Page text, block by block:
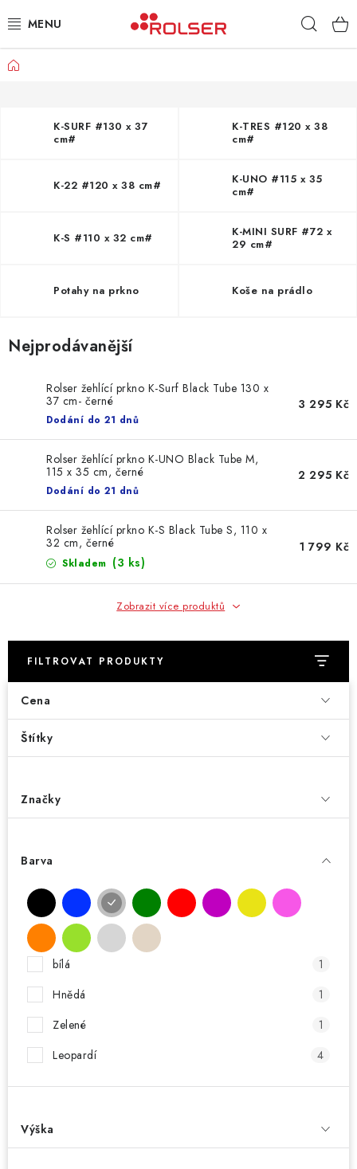
na
TAŠKY NA KOLEČKÁCH
KLASICKÉ TAŠKY
PŘÍSLUŠENSTVÍ
Domů
K-SURF #130 x 37
cm#
K-TRES #120 x 38
cm#
K-22 #120 x 38 cm#
K-UNO #115 x 35
cm#
K-S #110 x 32 cm#
K-MINI SURF #72 x
29 cm#
Potahy na prkno Koše na prádlo
Nejprodávanější
Rolser žehlící prkno K-Surf Black Tube 130 x
37 cm- černé
Dodání do 21 dnů
3 295 Kč
Rolser žehlící prkno K-UNO Black Tube M,
115 x 35 cm, černé
Dodání do 21 dnů
2 295 Kč
Rolser žehlící prkno K-S Black Tube S, 110 x
32 cm, černé
Skladem (3 ks)
1 799 Kč
Zobrazit více produktů
FILTROVAT PRODUKTY
Cena
Štítky
Značky
Barva
bílá
1
Hnědá
1
Zelené
1
Leopardí
4
Výška